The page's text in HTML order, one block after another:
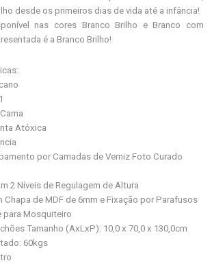
desde os primeiros dias de vida até a infância!
nas cores Branco Brilho e Branco com
é a Branco Brilho!
Atóxica
por Camadas de Verniz Foto Curado
2 Níveis de Regulagem de Altura
Chapa de MDF de 6mm e Fixação por Parafusos
para Mosquiteiro
Tamanho (AxLxP): 10,0 x 70,0 x 130,0cm
60kgs